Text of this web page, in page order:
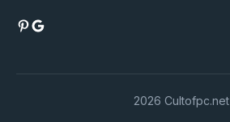
Pinterest
Google
2026 Cultofpc.net